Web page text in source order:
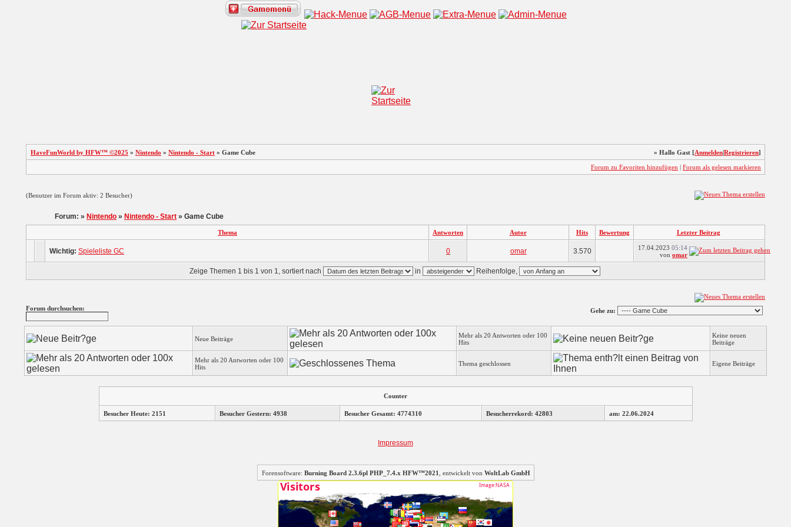
HaveFunWorld by HFW™ ©2025 » Nintendo » Nintendo - Start » Game Cube » Hallo Gast [Anmelden|Registrieren]
Forum zu Favoriten hinzufügen | Forum als gelesen markieren
(Benutzer im Forum aktiv: 2 Besucher)
Forum: » Nintendo » Nintendo - Start » Game Cube
Thema Antworten Autor Hits Bewertung Letzter Beitrag
Wichtig: Spieleliste GC 0 omar 3.570 17.04.2023 05:14
von omar
Zeige Themen 1 bis 1 von 1, sortiert nach in Reihenfolge,
Forum durchsuchen: Gehe zu:
Neue Beiträge
Mehr als 20 Antworten oder 100
Hits
Keine neuen
Beiträge
Mehr als 20 Antworten oder 100
Hits
Thema geschlossen Eigene Beiträge
Counter
Besucher Heute: 2151 Besucher Gestern: 4938 Besucher Gesamt: 4774310 Besucherrekord: 42803 am: 22.06.2024
Impressum
Forensoftware: Burning Board 2.3.6pl PHP_7.4.x HFW™2021 , entwickelt von WoltLab GmbH